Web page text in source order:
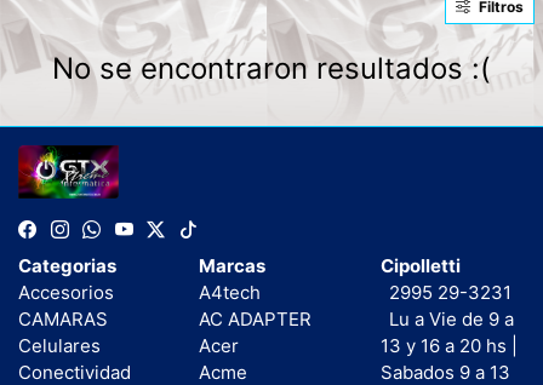
Filtros
No se encontraron resultados :(
Categorias
Accesorios
CAMARAS
Celulares
Conectividad
Marcas
A4tech
AC ADAPTER
Acer
Acme
Cipolletti
2995 29-3231
Lu a Vie de 9 a
13 y 16 a 20 hs |
Sabados 9 a 13